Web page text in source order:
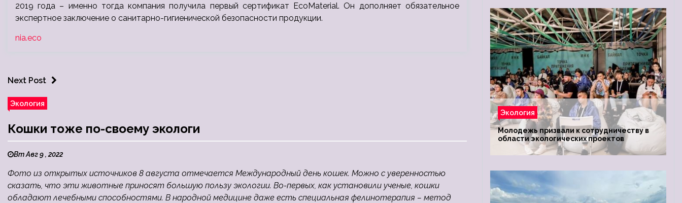
2019 года – именно тогда компания получила первый сертификат EcoMaterial. Он дополняет обязательное
экспертное заключение о санитарно-гигиенической безопасности продукции.
nia.eco
Next Post
Экология
Кошки тоже по-своему экологи
Вт Авг 9 , 2022
Фото из открытых источников 8 августа отмечается Международный день кошек. Можно с уверенностью
сказать, что эти животные приносят большую пользу экологии. Во-первых, как установили ученые, кошки
обладают лечебными способностями. В народной медицине даже есть специальная фелинотерапия – метод
Экология
Молодежь призвали к сотрудничеству в
области экологических проектов